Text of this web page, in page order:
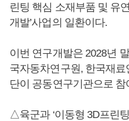
린팅 핵심 소재부품 및 유
개발’사업의 일환이다.
이번 연구개발은 2028년
국자동차연구원, 한국재
단이 공동연구기관으로 참
△육군과 ‘이동형 3D프린